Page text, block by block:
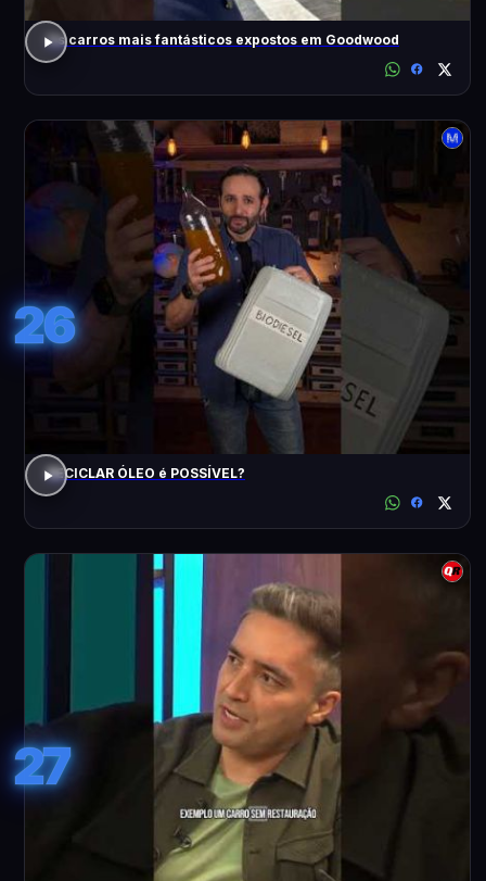
Os carros mais fantásticos expostos em Goodwood
26
RECICLAR ÓLEO é POSSÍVEL?
27